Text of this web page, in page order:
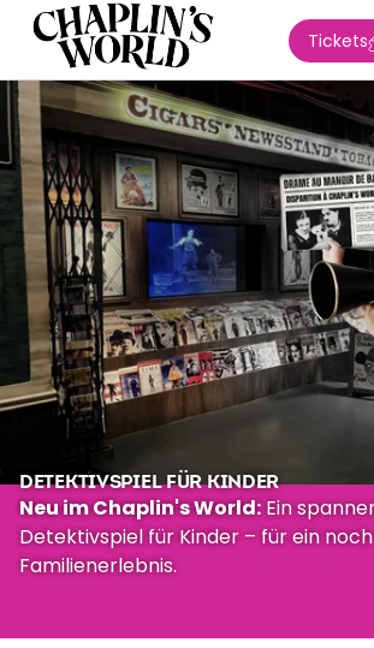
Tickets
DETEKTIVSPIEL FÜR KINDER
Neu im Chaplin's World:Ein
Detektivspiel für Kinder – für ein
Familienerlebnis.